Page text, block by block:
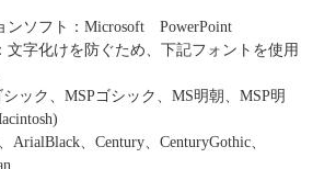
ンソフト：Microsoft PowerPoint
文字化けを防ぐため、下記フォントを使用
ック、MSPゴシック、MS明朝、MSP明
、Century、CenturyGothic、